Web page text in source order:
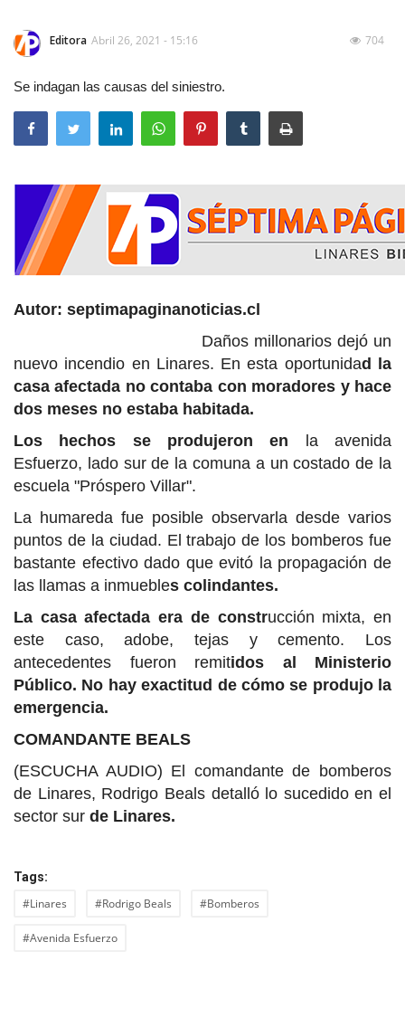
Editora Abril 26, 2021 - 15:16 704
Se indagan las causas del siniestro.
Autor: septimapaginanoticias.cl
Daños millonarios dejó un
nuevo incendio en Linares. En esta oportunidad la
casa afectada no contaba con moradores y hace
dos meses no estaba habitada.
Los hechos se produjeron en la avenida
Esfuerzo, lado sur de la comuna a un costado de la
escuela "Próspero Villar".
La humareda fue posible observarla desde varios
puntos de la ciudad. El trabajo de los bomberos fue
bastante efectivo dado que evitó la propagación de
las llamas a inmuebles colindantes.
La casa afectada era de construcción mixta, en
este caso, adobe, tejas y cemento. Los
antecedentes fueron remitidos al Ministerio
Público. No hay exactitud de cómo se produjo la
emergencia.
COMANDANTE BEALS
(ESCUCHA AUDIO) El comandante de bomberos
de Linares, Rodrigo Beals detalló lo sucedido en el
sector sur de Linares.
Tags:
#Linares #Rodrigo Beals #Bomberos
#Avenida Esfuerzo